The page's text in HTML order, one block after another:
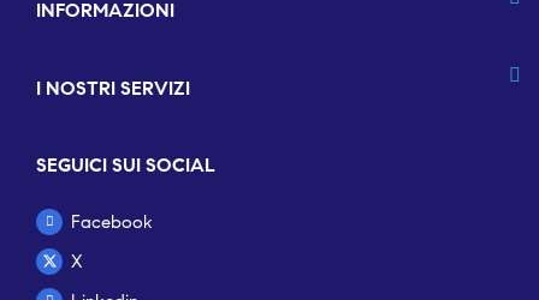
INFORMAZIONI
I NOSTRI SERVIZI
SEGUICI SUI SOCIAL
Facebook
X